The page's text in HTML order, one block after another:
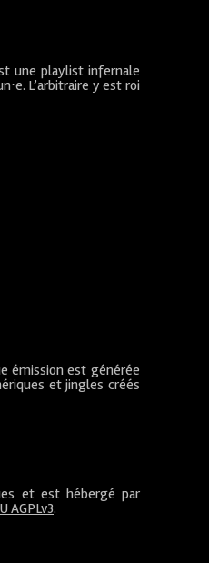
une playlist infernale
L’arbitraire y est roi
émission est générée
et jingles créés
et est hébergé par
AGPLv3.